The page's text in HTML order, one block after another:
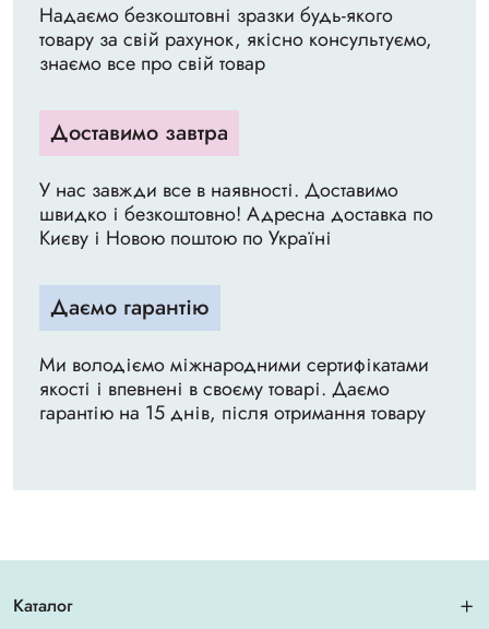
Надаємо безкоштовні зразки будь-якого
товару за свій рахунок, якісно консультуємо,
знаємо все про свій товар
Доставимо завтра
У нас завжди все в наявності. Доставимо
швидко і безкоштовно! Адресна доставка по
Києву і Новою поштою по Україні
Даємо гарантію
Ми володіємо міжнародними сертифікатами
якості і впевнені в своєму товарі. Даємо
гарантію на 15 днів, після отримання товару
Каталог